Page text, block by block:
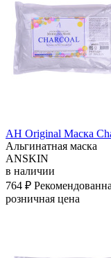
АН Original Маска
Альгинатная маска
ANSKIN
в наличии
764 ₽
розничная цена